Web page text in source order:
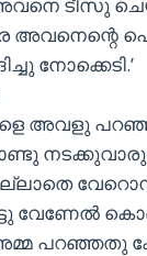
അവനെന്റെ
നോക്കെടി.’
അവളു
വേണേല്‍
അമ്മ